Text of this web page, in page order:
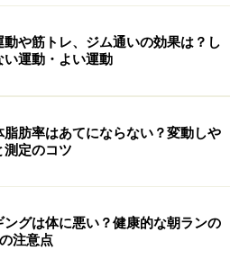
から」といって就寝前にアル
かもしれませんが、これもな
の一つです。アルコールによる
中で起きてしまったり、トイ
ことが起こりやすいため、熟
。
るために心がけたいこ
動や筋トレ、ジム通いの効果は？し
い運動・よい運動
脂肪率はあてにならない？変動しや
測定のコツ
ングは体に悪い？健康的な朝ランの
注意点